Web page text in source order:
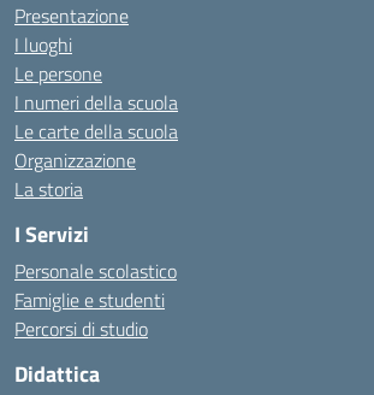
Presentazione
I luoghi
Le persone
I numeri della scuola
Le carte della scuola
Organizzazione
La storia
I Servizi
Personale scolastico
Famiglie e studenti
Percorsi di studio
Didattica